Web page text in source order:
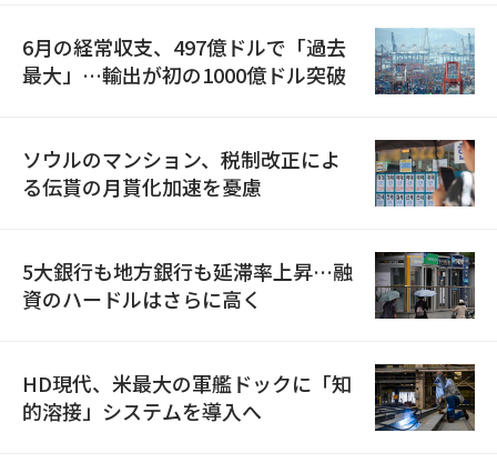
6月の経常収支、497億ドルで「過去
最大」…輸出が初の1000億ドル突破
ソウルのマンション、税制改正によ
る伝貰の月貰化加速を憂慮
5大銀行も地方銀行も延滞率上昇…融
資のハードルはさらに高く
HD現代、米最大の軍艦ドックに「知
的溶接」システムを導入へ